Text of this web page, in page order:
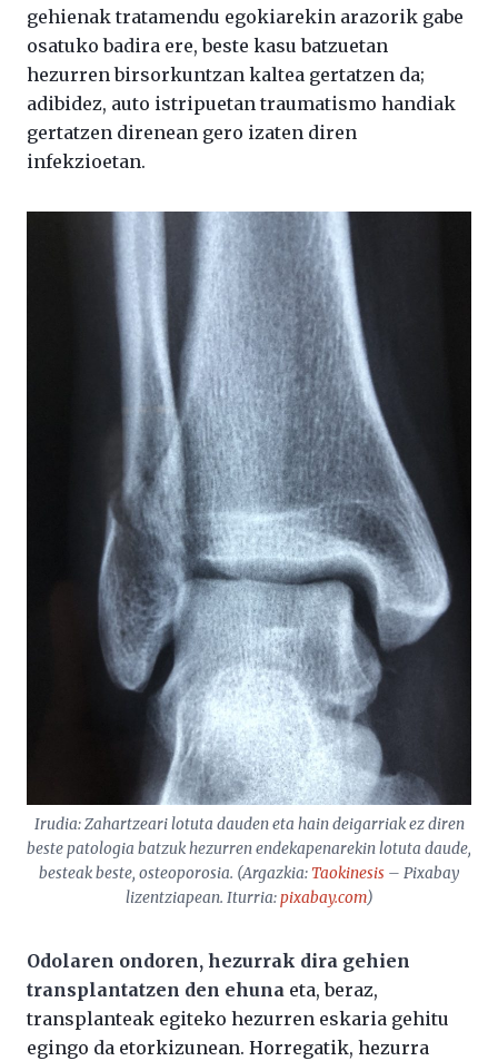
gehienak tratamendu egokiarekin arazorik gabe
osatuko badira ere, beste kasu batzuetan
hezurren birsorkuntzan kaltea gertatzen da;
adibidez, auto istripuetan traumatismo handiak
gertatzen direnean gero izaten diren
infekzioetan.
Irudia: Zahartzeari lotuta dauden eta hain deigarriak ez diren
beste patologia batzuk hezurren endekapenarekin lotuta daude,
besteak beste, osteoporosia. (Argazkia:Taokinesis – Pixabay
lizentziapean. Iturria:pixabay.com)
Odolaren ondoren, hezurrak dira gehien
transplantatzen den ehuna eta, beraz,
transplanteak egiteko hezurren eskaria gehitu
egingo da etorkizunean. Horregatik, hezurra